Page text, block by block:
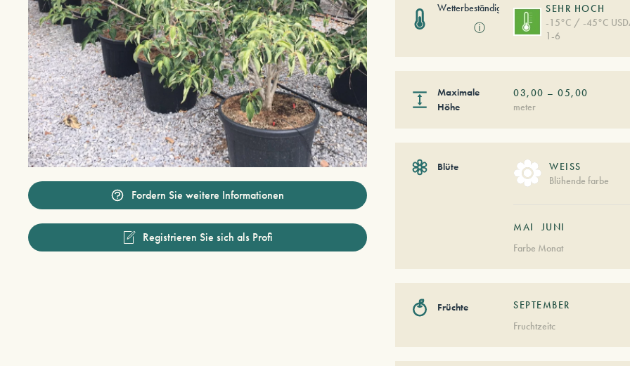
Fordern Sie weitere Informationen
Registrieren Sie sich als Profi
Wetterbeständigkeit
ⓘ
SEHR HOCH
-15°C / -45°C
1-6
Maximale
Höhe
03,00 –05,00
meter
Blüte
WEISS
Blühende farbe
MAI
JUNI
Farbe Monat
Früchte
SEPTEMBER
Fruchtzeitc